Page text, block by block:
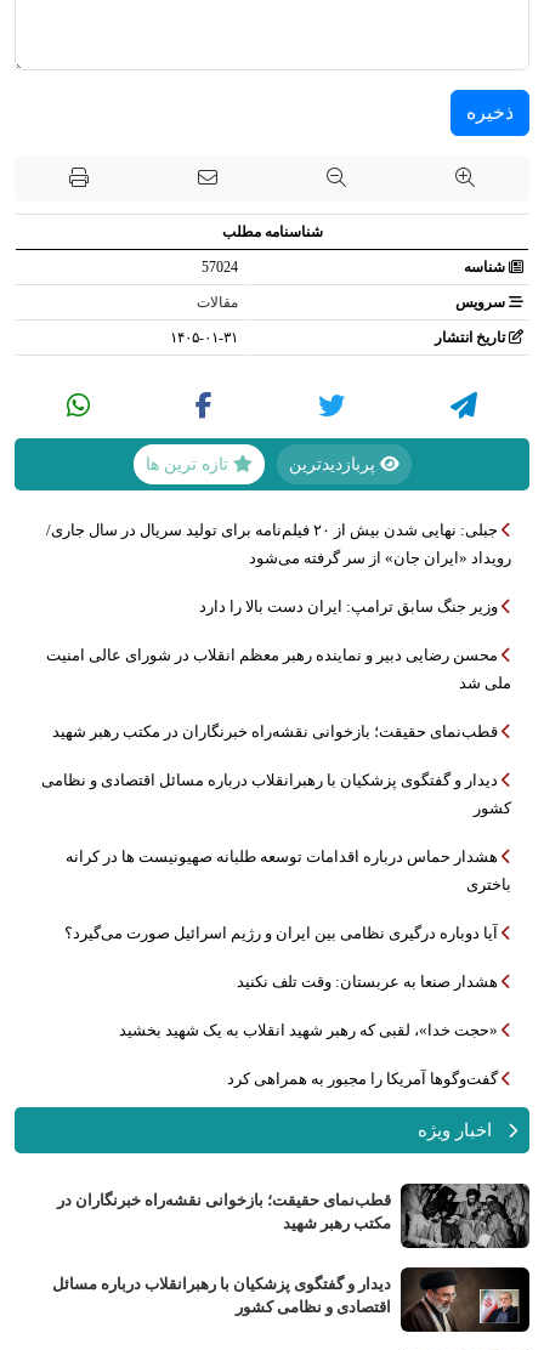
ذخیره
شناسنامه مطلب
شناسه 57024
سرویس مقالات
تاریخ انتشار ۱۴۰۵-۰۱-۳۱
پربازدیدترین تازه ترین ها
جبلی: نهایی شدن بیش از ۲۰ فیلم‌نامه برای تولید سریال در سال جاری/
رویداد «ایران جان» از سر گرفته می‌شود
وزیر جنگ سابق ترامپ: ایران دست بالا را دارد
محسن رضایی دبیر و نماینده رهبر معظم انقلاب در شورای عالی امنیت
ملی شد
قطب‌نمای حقیقت؛ بازخوانی نقشه‌راه خبرنگاران در مکتب رهبر شهید
دیدار و گفتگوی پزشکیان با رهبرانقلاب درباره مسائل اقتصادی و نظامی
کشور
هشدار حماس درباره اقدامات توسعه طلبانه صهیونیست ها در کرانه
باختری
آیا دوباره درگیری نظامی بین ایران و رژیم اسرائیل صورت می‌گیرد؟
هشدار صنعا به عربستان: وقت تلف نکنید
«حجت خدا»، لقبی که رهبر شهید انقلاب به یک شهید بخشید
گفت‌وگوها آمریکا را مجبور به همراهی کرد
اخبار ویژه
قطب‌نمای حقیقت؛ بازخوانی نقشه‌راه خبرنگاران در
مکتب رهبر شهید
دیدار و گفتگوی پزشکیان با رهبرانقلاب درباره مسائل
اقتصادی و نظامی کشور